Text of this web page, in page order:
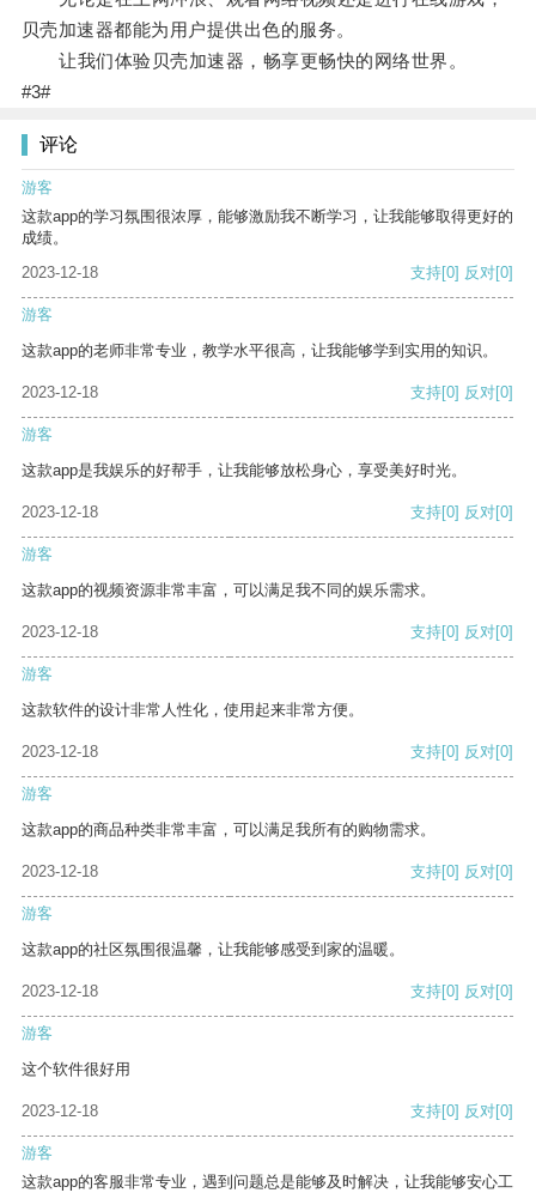
贝壳加速器都能为用户提供出色的服务。
让我们体验贝壳加速器，畅享更畅快的网络世界。
#3#
评论
游客
这款app的学习氛围很浓厚，能够激励我不断学习，让我能够取得更好的
成绩。
2023-12-18
支持[0] 反对[0]
游客
这款app的老师非常专业，教学水平很高，让我能够学到实用的知识。
2023-12-18 支持[0] 反对[0]
游客
这款app是我娱乐的好帮手，让我能够放松身心，享受美好时光。
2023-12-18 支持[0] 反对[0]
游客
这款app的视频资源非常丰富，可以满足我不同的娱乐需求。
2023-12-18 支持[0] 反对[0]
游客
这款软件的设计非常人性化，使用起来非常方便。
2023-12-18 支持[0] 反对[0]
游客
这款app的商品种类非常丰富，可以满足我所有的购物需求。
2023-12-18 支持[0] 反对[0]
游客
这款app的社区氛围很温馨，让我能够感受到家的温暖。
2023-12-18 支持[0] 反对[0]
游客
这个软件很好用
2023-12-18 支持[0] 反对[0]
游客
这款app的客服非常专业，遇到问题总是能够及时解决，让我能够安心工